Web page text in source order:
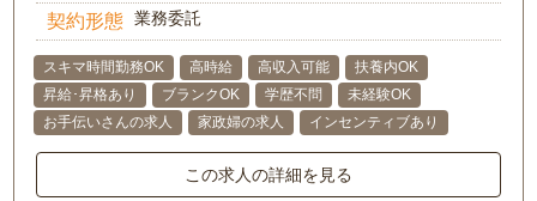
契約形態 業務委託
スキマ時間勤務OK 高時給 高収入可能
扶養内OK
昇給･昇格あり
ブランクOK 学歴不問
未経験OK
お手伝いさんの求人
家政婦の求人 インセンティブあり
この求人の詳細を見る